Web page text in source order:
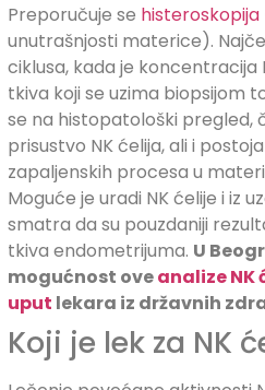
Preporučuje se histeroskopija
unutrašnjosti materice).
ciklusa, kada je koncentracija
tkiva koji se uzima biopsijom
se na histopatološki pregled,
prisustvo NK ćelija, ali i
zapaljenskih procesa u
Moguće je uradi NK ćelije i iz
smatra da su pouzdaniji
tkiva endometrijuma. U
mogućnost oveanalize NK
uput lekara iz državnih
Koji je lek za NK